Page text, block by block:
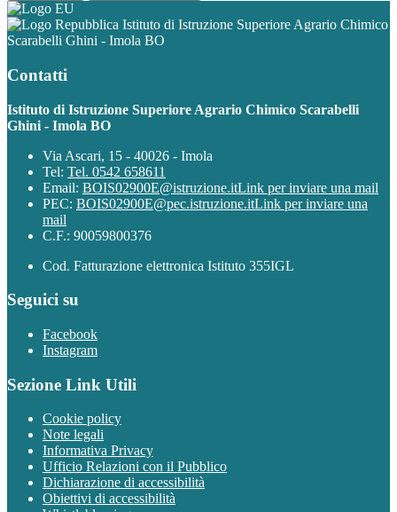
Istituto di Istruzione Superiore Agrario Chimico
Scarabelli Ghini - Imola BO
Contatti
Istituto di Istruzione Superiore Agrario Chimico Scarabelli
Ghini - Imola BO
Via Ascari, 15 - 40026 - Imola
Tel: Tel. 0542 658611
Email: BOIS02900E@istruzione.itLink per inviare una mail
PEC: BOIS02900E@pec.istruzione.itLink per inviare una
mail
C.F.: 90059800376
Cod. Fatturazione elettronica Istituto 355IGL
Seguici su
Facebook
Instagram
Sezione Link Utili
Cookie policy
Note legali
Informativa Privacy
Ufficio Relazioni con il Pubblico
Dichiarazione di accessibilità
Obiettivi di accessibilità